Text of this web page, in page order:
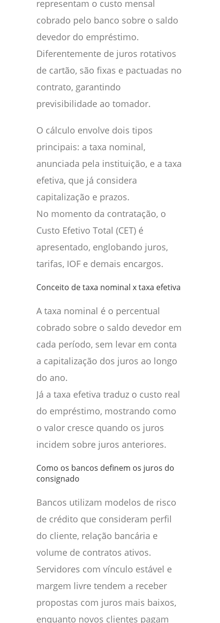
representam o custo mensal
cobrado pelo banco sobre o saldo
devedor do empréstimo.
Diferentemente de juros rotativos
de cartão, são fixas e pactuadas no
contrato, garantindo
previsibilidade ao tomador.
O cálculo envolve dois tipos
principais: a taxa nominal,
anunciada pela instituição, e a taxa
efetiva, que já considera
capitalização e prazos.
No momento da contratação, o
Custo Efetivo Total (CET) é
apresentado, englobando juros,
tarifas, IOF e demais encargos.
Conceito de taxa nominal x taxa efetiva
A taxa nominal é o percentual
cobrado sobre o saldo devedor em
cada período, sem levar em conta
a capitalização dos juros ao longo
do ano.
Já a taxa efetiva traduz o custo real
do empréstimo, mostrando como
o valor cresce quando os juros
incidem sobre juros anteriores.
Como os bancos definem os juros do
consignado
Bancos utilizam modelos de risco
de crédito que consideram perfil
do cliente, relação bancária e
volume de contratos ativos.
Servidores com vínculo estável e
margem livre tendem a receber
propostas com juros mais baixos,
enquanto novos clientes pagam